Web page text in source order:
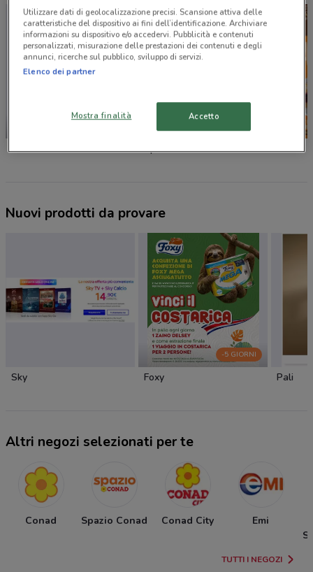
Conad Spazio Conad Conad
Nuovi prodotti da provare
Sky
-5 GIORNI
Foxy Pali
Altri negozi selezionati per te
Conad Spazio Conad Conad City
Emi
TUTTI I NEGOZI
Utilizzare dati di geolocalizzazione precisi. Scansione attiva delle
caratteristiche del dispositivo ai fini dell’identificazione. Archiviare
informazioni su dispositivo e/o accedervi. Pubblicità e contenuti
personalizzati, misurazione delle prestazioni dei contenuti e degli
annunci, ricerche sul pubblico, sviluppo di servizi.
Elenco dei partner
Mostra finalità Accetto